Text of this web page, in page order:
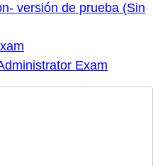
versión de prueba (Sin
Exam